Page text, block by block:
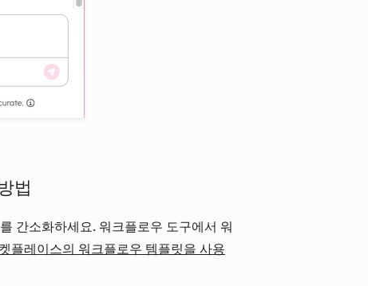
법
간소화하세요. 워크플로우 도구에서 워
플레이스의 워크플로우 템플릿을 사용